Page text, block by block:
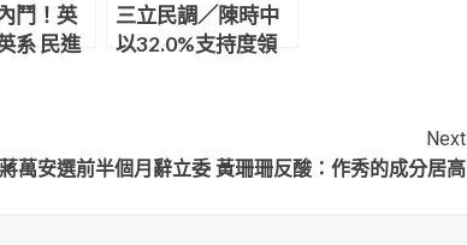
鬥！英
系 民進
三立民調／陳時中
以32.0%支持度領
Next
蔣萬安選前半個月辭立委 黃珊珊反酸：作秀的成分居高